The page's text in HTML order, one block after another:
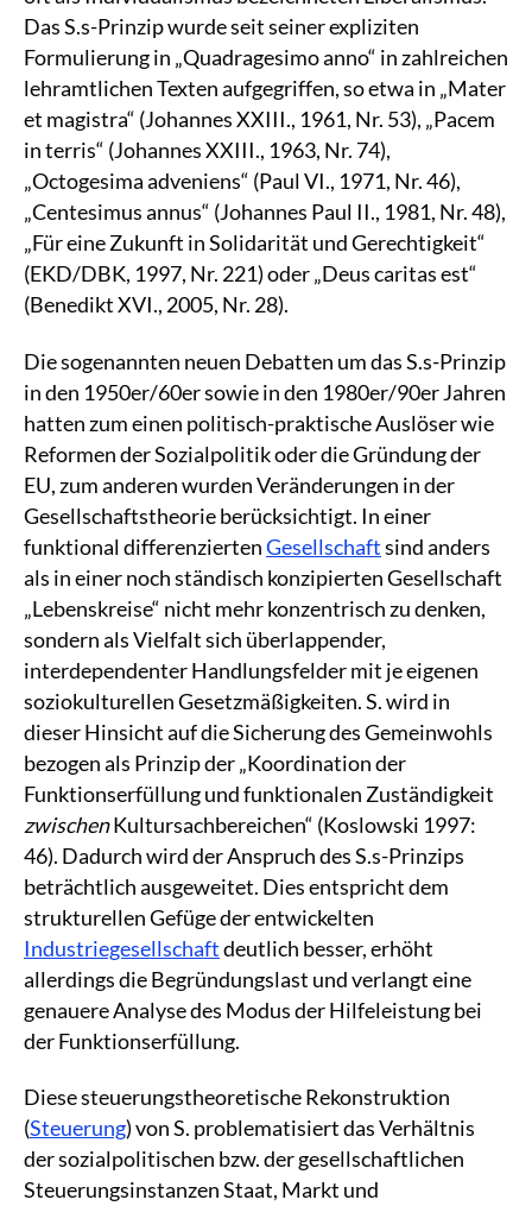
Das S.s-Prinzip wurde seit seiner expliziten
Formulierung in „Quadragesimo anno“ in zahlreichen
lehramtlichen Texten aufgegriffen, so etwa in „Mater
et magistra“ (Johannes XXIII., 1961, Nr. 53), „Pacem
in terris“ (Johannes XXIII., 1963, Nr. 74),
„Octogesima adveniens“ (Paul VI., 1971, Nr. 46),
„Centesimus annus“ (Johannes Paul II., 1981, Nr. 48),
„Für eine Zukunft in Solidarität und Gerechtigkeit“
(EKD/DBK, 1997, Nr. 221) oder „Deus caritas est“
(Benedikt XVI., 2005, Nr. 28).
Die sogenannten neuen Debatten um das S.s-Prinzip
in den 1950er/60er sowie in den 1980er/90er Jahren
hatten zum einen politisch-praktische Auslöser wie
Reformen der Sozialpolitik oder die Gründung der
EU, zum anderen wurden Veränderungen in der
Gesellschaftstheorie berücksichtigt. In einer
funktional differenziertenGesellschaftsind anders
als in einer noch ständisch konzipierten Gesellschaft
„Lebenskreise“ nicht mehr konzentrisch zu denken,
sondern als Vielfalt sich überlappender,
interdependenter Handlungsfelder mit je eigenen
soziokulturellen Gesetzmäßigkeiten. S. wird in
dieser Hinsicht auf die Sicherung des Gemeinwohls
bezogen als Prinzip der „Koordination der
Funktionserfüllung und funktionalen Zuständigkeit
zwischenKultursachbereichen“ (Koslowski 1997:
46). Dadurch wird der Anspruch des S.s-Prinzips
beträchtlich ausgeweitet. Dies entspricht dem
strukturellen Gefüge der entwickelten
Industriegesellschaftdeutlich besser, erhöht
allerdings die Begründungslast und verlangt eine
genauere Analyse des Modus der Hilfeleistung bei
der Funktionserfüllung.
Diese steuerungstheoretische Rekonstruktion
(Steuerung) von S. problematisiert das Verhältnis
der sozialpolitischen bzw. der gesellschaftlichen
Steuerungsinstanzen Staat, Markt und